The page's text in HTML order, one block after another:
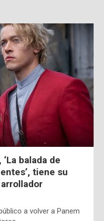
balada de
tiene su
a volver a Panem